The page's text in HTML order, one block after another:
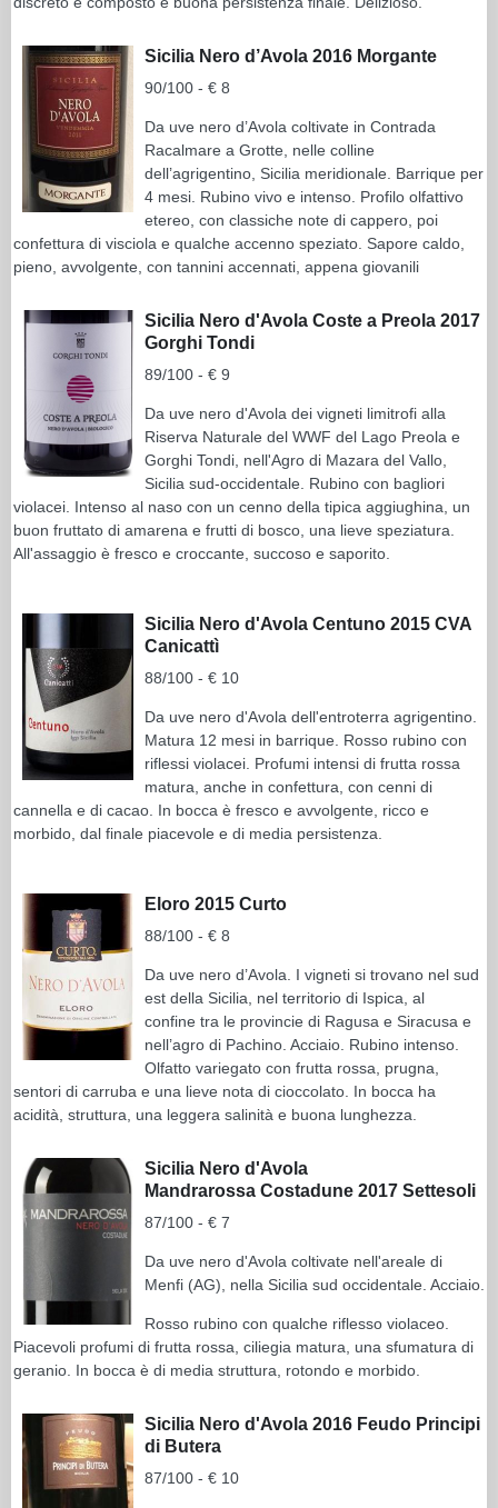
Sicilia Nero d’Avola 2016 Morgante
90/100 - € 8
Da uve nero d’Avola coltivate in Contrada
Racalmare a Grotte, nelle colline
dell’agrigentino, Sicilia meridionale. Barrique per
4 mesi. Rubino vivo e intenso. Profilo olfattivo
etereo, con classiche note di cappero, poi
confettura di visciola e qualche accenno speziato. Sapore caldo,
pieno, avvolgente, con tannini accennati, appena giovanili
Sicilia Nero d'Avola Coste a Preola 2017
Gorghi Tondi
89/100 - € 9
Da uve nero d'Avola dei vigneti limitrofi alla
Riserva Naturale del WWF del Lago Preola e
Gorghi Tondi, nell'Agro di Mazara del Vallo,
Sicilia sud-occidentale. Rubino con bagliori
violacei. Intenso al naso con un cenno della tipica aggiughina, un
buon fruttato di amarena e frutti di bosco, una lieve speziatura.
All'assaggio è fresco e croccante, succoso e saporito.
Sicilia Nero d'Avola Centuno 2015 CVA
Canicattì
88/100 - € 10
Da uve nero d'Avola dell'entroterra agrigentino.
Matura 12 mesi in barrique. Rosso rubino con
riflessi violacei. Profumi intensi di frutta rossa
matura, anche in confettura, con cenni di
cannella e di cacao. In bocca è fresco e avvolgente, ricco e
morbido, dal finale piacevole e di media persistenza.
Eloro 2015 Curto
88/100 - € 8
Da uve nero d’Avola. I vigneti si trovano nel sud
est della Sicilia, nel territorio di Ispica, al
confine tra le provincie di Ragusa e Siracusa e
nell’agro di Pachino. Acciaio. Rubino intenso.
Olfatto variegato con frutta rossa, prugna,
sentori di carruba e una lieve nota di cioccolato. In bocca ha
acidità, struttura, una leggera salinità e buona lunghezza.
Sicilia Nero d'Avola
Mandrarossa Costadune 2017 Settesoli
87/100 - € 7
Da uve nero d'Avola coltivate nell'areale di
Menfi (AG), nella Sicilia sud occidentale. Acciaio.
Rosso rubino con qualche riflesso violaceo.
Piacevoli profumi di frutta rossa, ciliegia matura, una sfumatura di
geranio. In bocca è di media struttura, rotondo e morbido.
Sicilia Nero d'Avola 2016 Feudo Principi
di Butera
87/100 - € 10